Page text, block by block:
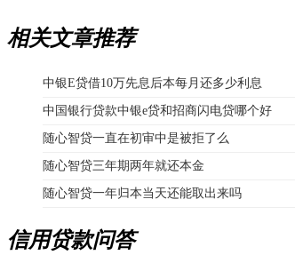
相关文章推荐
中银E贷借10万先息后本每月还多少利息
中国银行贷款中银e贷和招商闪电贷哪个好
随心智贷一直在初审中是被拒了么
随心智贷三年期两年就还本金
随心智贷一年归本当天还能取出来吗
信用贷款问答